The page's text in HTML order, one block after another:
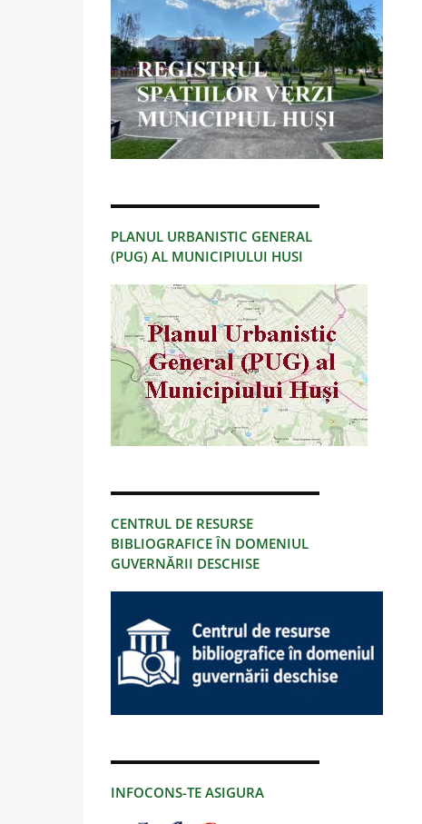
PLANUL URBANISTIC GENERAL
(PUG) AL MUNICIPIULUI HUSI
CENTRUL DE RESURSE
BIBLIOGRAFICE ÎN DOMENIUL
GUVERNĂRII DESCHISE
INFOCONS-TE ASIGURA